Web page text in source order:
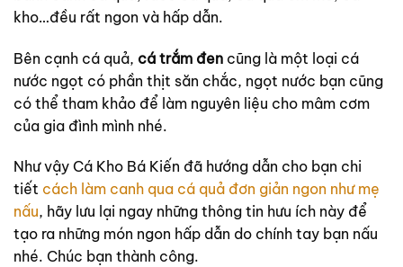
kho…đều rất ngon và hấp dẫn.
Bên cạnh cá quả, cá trắm đen cũng là một loại cá
nước ngọt có phần thịt săn chắc, ngọt nước bạn cũng
có thể tham khảo để làm nguyên liệu cho mâm cơm
của gia đình mình nhé.
Như vậy Cá Kho Bá Kiến đã hướng dẫn cho bạn chi
tiết cách làm canh qua cá quả đơn giản ngon như mẹ
nấu, hãy lưu lại ngay những thông tin hưu ích này để
tạo ra những món ngon hấp dẫn do chính tay bạn nấu
nhé. Chúc bạn thành công.